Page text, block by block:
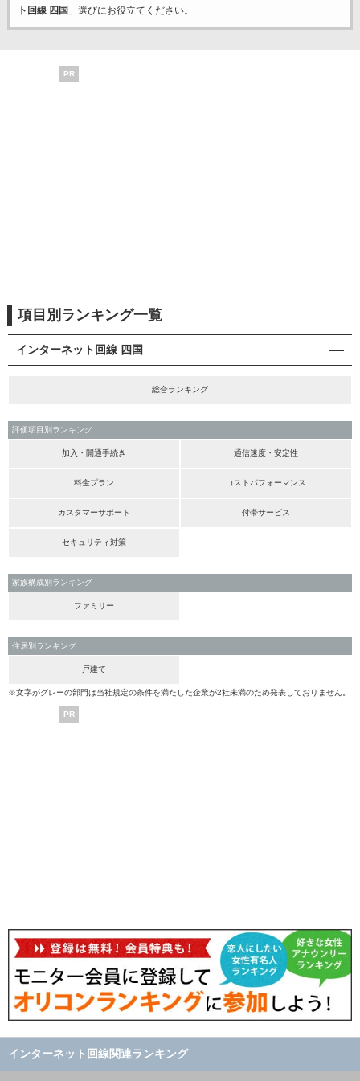
ト回線 四国 」選びにお役立てください。
PR
項目別ランキング一覧
インターネット回線 四国
総合ランキング
評価項目別ランキング
加入・開通手続き 通信速度・安定性
料金プラン コストパフォーマンス
カスタマーサポート 付帯サービス
セキュリティ対策
家族構成別ランキング
ファミリー
住居別ランキング
戸建て
※文字がグレーの部門は当社規定の条件を満たした企業が2社未満のため発表しておりません。
PR
インターネット回線関連ランキング